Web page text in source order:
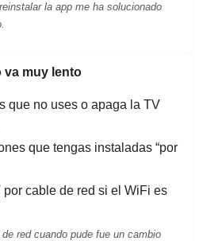
la app me ha solucionado
va muy lento
que no uses o apaga la TV
que tengas instaladas “por
por cable de red si el WiFi es
red cuando pude fue un cambio